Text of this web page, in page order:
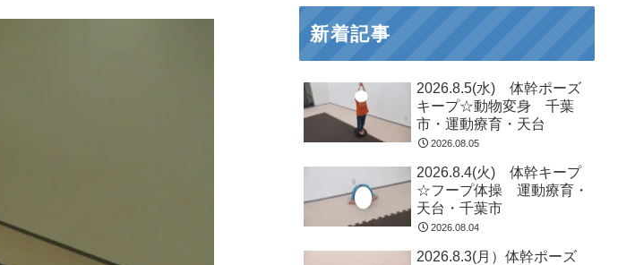
新着記事
2026.8.5(水) 体幹ポーズ
キープ☆動物変身 千葉
市・運動療育・天台
2026.08.05
2026.8.4(火) 体幹キープ
☆フープ体操 運動療育・
天台・千葉市
2026.08.04
2026.8.3(月）体幹ポーズ